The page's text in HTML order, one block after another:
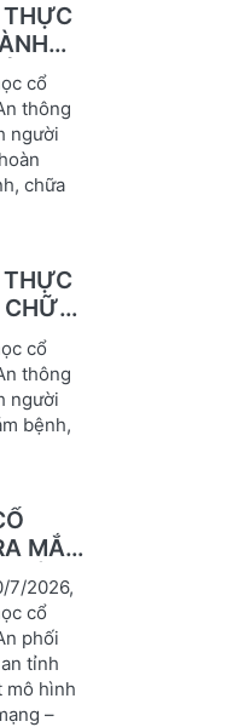
THỰC
cổ
thông
người
chữa
THỰC
CHỮA
cổ
thông
người
bệnh,
MẮT
–
7/2026,
cổ
phối
tỉnh
mô hình
–